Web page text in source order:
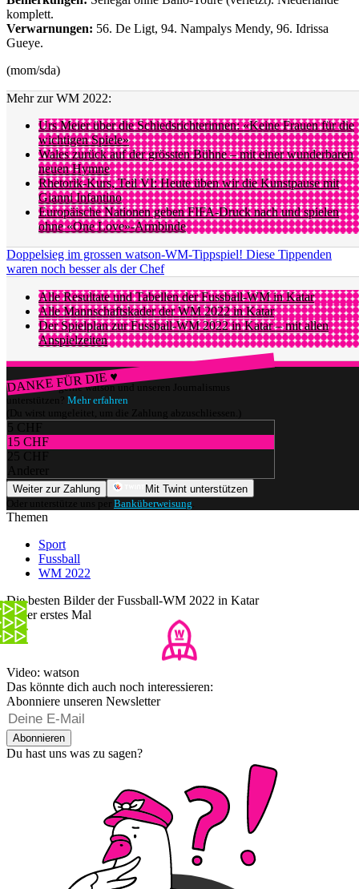
komplett.
Verwarnungen: 56. De Ligt, 94. Nampalys Mendy, 96. Idrissa
Gueye.
(mom/sda)
Mehr zur WM 2022:
Urs Meier über die Schiedsrichterinnen: «Keine Frauen für die
wichtigen Spiele»
Wales zurück auf der grössten Bühne – mit einer wunderbaren
neuen Hymne
Rhetorik-Kurs, Teil VI: Heute üben wir die Kunstpause mit
Gianni Infantino
Europäische Nationen geben FIFA-Druck nach und spielen
ohne «One Love»-Armbinde
Doppelsieg im grossen watson-WM-Tippspiel! Diese Tippenden
waren noch besser als der Chef
Alle Resultate und Tabellen der Fussball-WM in Katar
Alle Mannschaftskader der WM 2022 in Katar
Der Spielplan zur Fussball-WM 2022 in Katar – mit allen
Anspielzeiten
DANKE FÜR DIE ♥
Würdest du gerne watson und unseren Journalismus
unterstützen? Mehr erfahren
(Du wirst umgeleitet, um die Zahlung abzuschliessen.)
5 CHF
15 CHF
25 CHF
Anderer
Weiter zur Zahlung
Mit Twint unterstützen
Oder unterstütze uns per Banküberweisung
Themen
Sport
Fussball
WM 2022
Die besten Bilder der Fussball-WM 2022 in Katar
Unser erstes Mal
Video: watson
Das könnte dich auch noch interessieren:
Abonniere unseren Newsletter
Abonnieren
Du hast uns was zu sagen?